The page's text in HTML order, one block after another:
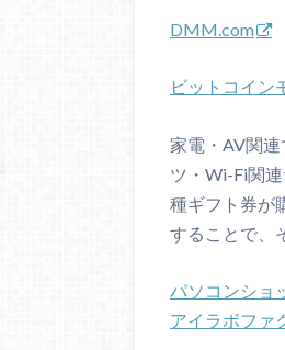
DMM.com
ビットコイン
家電・AV関
ツ・Wi-Fi関
種ギフト券が
することで、
パソコンショ
アイラボファ